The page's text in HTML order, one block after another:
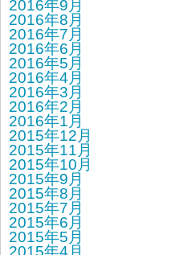
2016年9月
2016年8月
2016年7月
2016年6月
2016年5月
2016年4月
2016年3月
2016年2月
2016年1月
2015年12月
2015年11月
2015年10月
2015年9月
2015年8月
2015年7月
2015年6月
2015年5月
2015年4月